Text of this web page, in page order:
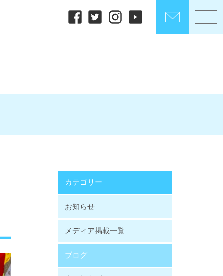
カテゴリー
お知らせ
メディア掲載一覧
ブログ